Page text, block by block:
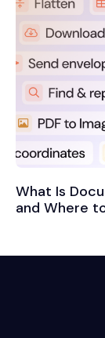
What Is
and Where